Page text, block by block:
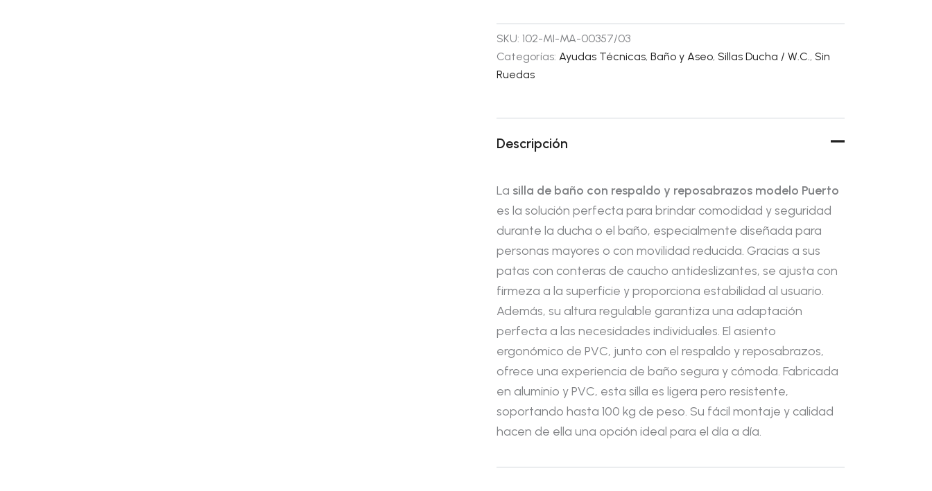
SKU: 102-MI-MA-00357/03
Categorías: Ayudas Técnicas, Baño y Aseo, Sillas Ducha / W.C., Sin
Ruedas
Descripción
La silla de baño con respaldo y reposabrazos modelo Puerto
es la solución perfecta para brindar comodidad y seguridad
durante la ducha o el baño, especialmente diseñada para
personas mayores o con movilidad reducida. Gracias a sus
patas con conteras de caucho antideslizantes, se ajusta con
firmeza a la superficie y proporciona estabilidad al usuario.
Además, su altura regulable garantiza una adaptación
perfecta a las necesidades individuales. El asiento
ergonómico de PVC, junto con el respaldo y reposabrazos,
ofrece una experiencia de baño segura y cómoda. Fabricada
en aluminio y PVC, esta silla es ligera pero resistente,
soportando hasta 100 kg de peso. Su fácil montaje y calidad
hacen de ella una opción ideal para el día a día.